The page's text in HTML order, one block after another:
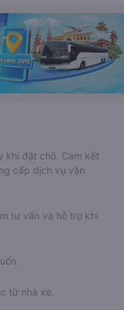
khi đặt chỗ. Cam kết
cấp dịch vụ vận
tư vấn và hỗ trợ khi
từ nhà xe.